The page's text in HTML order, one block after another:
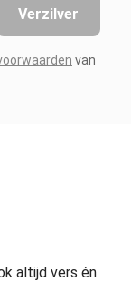
Verzilver
van
altijd vers én